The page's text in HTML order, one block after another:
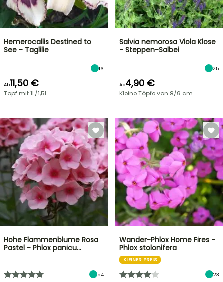
Hemerocallis Destined to
See - Taglilie
16
Ab11,50 €
Topf mit 1L/1,5L
Salvia nemorosa Viola Klose
- Steppen-Salbei
25
Ab4,90 €
Kleine Töpfe von 8/9 cm
Hohe Flammenblume Rosa
Pastel - Phlox panicu…
54
Wander-Phlox Home Fires -
Phlox stolonifera
KLEINER PREIS
23